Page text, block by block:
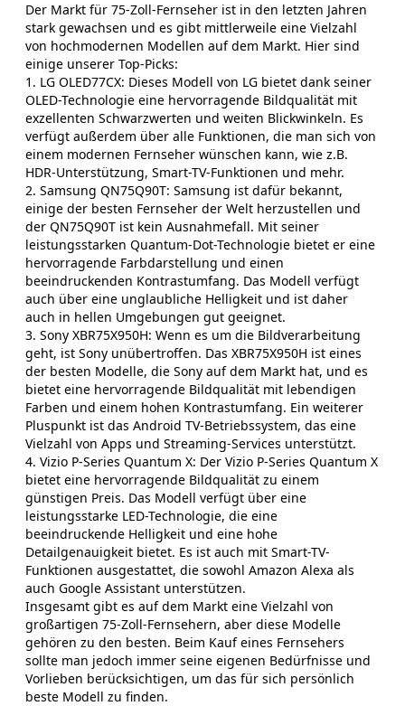
Der Markt für 75-Zoll-Fernseher ist in den letzten Jahren
stark gewachsen und es gibt mittlerweile eine Vielzahl
von hochmodernen Modellen auf dem Markt. Hier sind
einige unserer Top-Picks:
1. LG OLED77CX: Dieses Modell von LG bietet dank seiner
OLED-Technologie eine hervorragende Bildqualität mit
exzellenten Schwarzwerten und weiten Blickwinkeln. Es
verfügt außerdem über alle Funktionen, die man sich von
einem modernen Fernseher wünschen kann, wie z.B.
HDR-Unterstützung, Smart-TV-Funktionen und mehr.
2. Samsung QN75Q90T: Samsung ist dafür bekannt,
einige der besten Fernseher der Welt herzustellen und
der QN75Q90T ist kein Ausnahmefall. Mit seiner
leistungsstarken Quantum-Dot-Technologie bietet er eine
hervorragende Farbdarstellung und einen
beeindruckenden Kontrastumfang. Das Modell verfügt
auch über eine unglaubliche Helligkeit und ist daher
auch in hellen Umgebungen gut geeignet.
3. Sony XBR75X950H: Wenn es um die Bildverarbeitung
geht, ist Sony unübertroffen. Das XBR75X950H ist eines
der besten Modelle, die Sony auf dem Markt hat, und es
bietet eine hervorragende Bildqualität mit lebendigen
Farben und einem hohen Kontrastumfang. Ein weiterer
Pluspunkt ist das Android TV-Betriebssystem, das eine
Vielzahl von Apps und Streaming-Services unterstützt.
4. Vizio P-Series Quantum X: Der Vizio P-Series Quantum X
bietet eine hervorragende Bildqualität zu einem
günstigen Preis. Das Modell verfügt über eine
leistungsstarke LED-Technologie, die eine
beeindruckende Helligkeit und eine hohe
Detailgenauigkeit bietet. Es ist auch mit Smart-TV-
Funktionen ausgestattet, die sowohl Amazon Alexa als
auch Google Assistant unterstützen.
Insgesamt gibt es auf dem Markt eine Vielzahl von
großartigen 75-Zoll-Fernsehern, aber diese Modelle
gehören zu den besten. Beim Kauf eines Fernsehers
sollte man jedoch immer seine eigenen Bedürfnisse und
Vorlieben berücksichtigen, um das für sich persönlich
beste Modell zu finden.